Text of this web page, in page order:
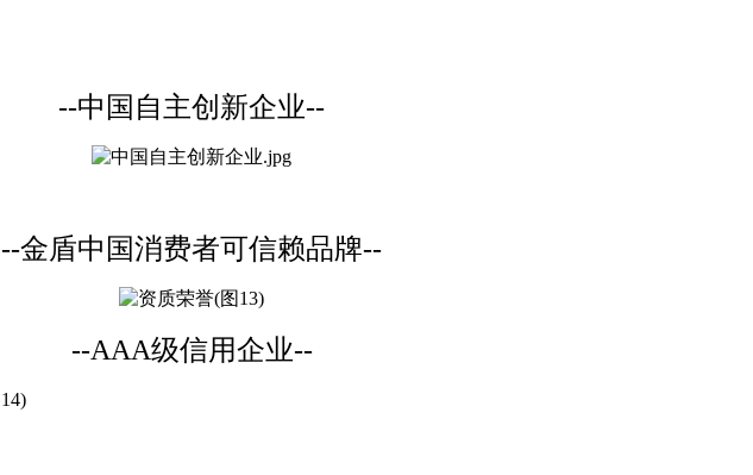
--中国自主创新企业--
--金盾中国消费者可信赖品牌--
--AAA级信用企业--